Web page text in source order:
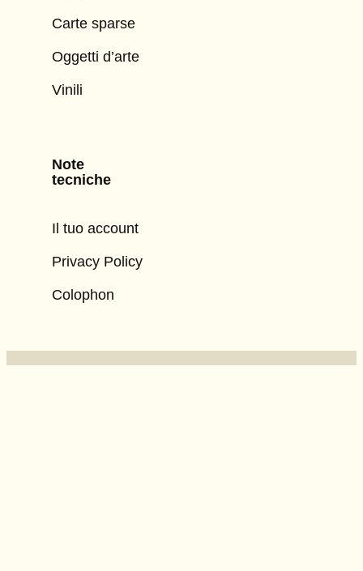
Carte sparse
Oggetti d’arte
Vinili
Note
tecniche
Il tuo account
Privacy Policy
Colophon